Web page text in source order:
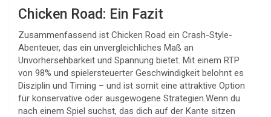
Chicken Road: Ein Fazit
Zusammenfassend ist Chicken Road ein Crash-Style-
Abenteuer, das ein unvergleichliches Maß an
Unvorhersehbarkeit und Spannung bietet. Mit einem RTP
von 98% und spielersteuerter Geschwindigkeit belohnt es
Disziplin und Timing – und ist somit eine attraktive Option
für konservative oder ausgewogene Strategien.Wenn du
nach einem Spiel suchst, das dich auf der Kante sitzen